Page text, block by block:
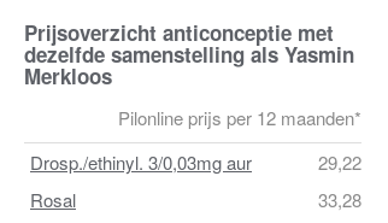
Prijsoverzicht anticonceptie met
dezelfde samenstelling als Yasmin
Merkloos
Pilonline prijs per 12 maanden*
Drosp./ethinyl. 3/0,03mg aur
29,22
Rosal
33,28